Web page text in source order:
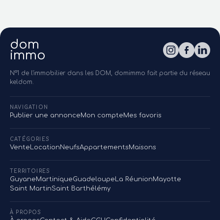
dom
immo
N°1 de l'immobilier dans les DOM, domimmo fait partie du réseau
keldom.
NAVIGATION
Publier une annonceMon compteMes favoris
CATÉGORIES
Vente LocationNeufsAppartementsMaisons
TERRITOIRES
GuyaneMartiniqueGuadeloupe La RéunionMayotte
Saint MartinSaint Barthélémy
À PROPOS